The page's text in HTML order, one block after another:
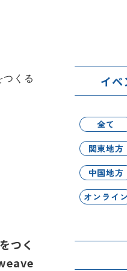
つく
イベ
全て
関東地方
中国地方
オンライン